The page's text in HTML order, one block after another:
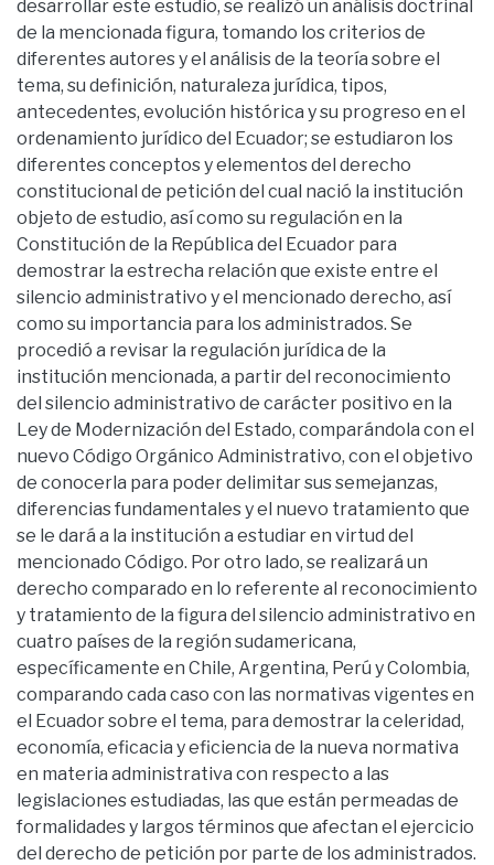
desarrollar este estudio, se realizó un análisis doctrinal
de la mencionada figura, tomando los criterios de
diferentes autores y el análisis de la teoría sobre el
tema, su definición, naturaleza jurídica, tipos,
antecedentes, evolución histórica y su progreso en el
ordenamiento jurídico del Ecuador; se estudiaron los
diferentes conceptos y elementos del derecho
constitucional de petición del cual nació la institución
objeto de estudio, así como su regulación en la
Constitución de la República del Ecuador para
demostrar la estrecha relación que existe entre el
silencio administrativo y el mencionado derecho, así
como su importancia para los administrados. Se
procedió a revisar la regulación jurídica de la
institución mencionada, a partir del reconocimiento
del silencio administrativo de carácter positivo en la
Ley de Modernización del Estado, comparándola con el
nuevo Código Orgánico Administrativo, con el objetivo
de conocerla para poder delimitar sus semejanzas,
diferencias fundamentales y el nuevo tratamiento que
se le dará a la institución a estudiar en virtud del
mencionado Código. Por otro lado, se realizará un
derecho comparado en lo referente al reconocimiento
y tratamiento de la figura del silencio administrativo en
cuatro países de la región sudamericana,
específicamente en Chile, Argentina, Perú y Colombia,
comparando cada caso con las normativas vigentes en
el Ecuador sobre el tema, para demostrar la celeridad,
economía, eficacia y eficiencia de la nueva normativa
en materia administrativa con respecto a las
legislaciones estudiadas, las que están permeadas de
formalidades y largos términos que afectan el ejercicio
del derecho de petición por parte de los administrados.